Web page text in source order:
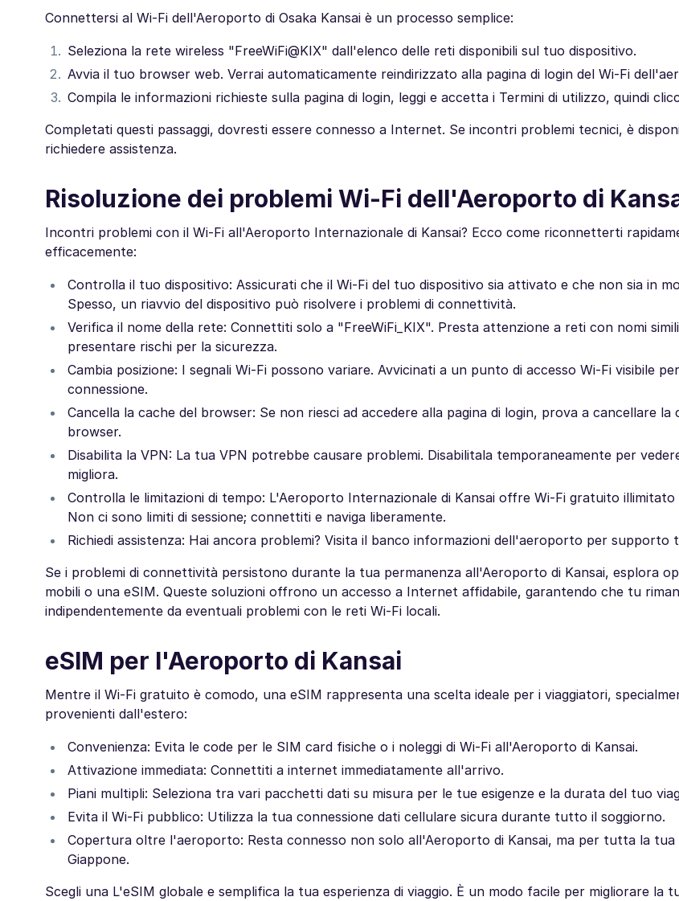
Connettersi al Wi-Fi dell'Aeroporto di Osaka Kansai è un processo semplice:
Seleziona la rete wireless "FreeWiFi@KIX" dall'elenco delle reti disponibili sul tuo dispositivo.
Avvia il tuo browser web. Verrai automaticamente reindirizzato alla pagina di login del Wi-Fi
Compila le informazioni richieste sulla pagina di login, leggi e accetta i Termini di utilizzo, quindi
Completati questi passaggi, dovresti essere connesso a Internet. Se incontri problemi tecnici, è
richiedere assistenza.
Risoluzione dei problemi Wi-Fi dell'Aeroporto di
Incontri problemi con il Wi-Fi all'Aeroporto Internazionale di Kansai? Ecco come riconnetterti
efficacemente:
Controlla il tuo dispositivo: Assicurati che il Wi-Fi del tuo dispositivo sia attivato e che non sia in
Spesso, un riavvio del dispositivo può risolvere i problemi di connettività.
Verifica il nome della rete: Connettiti solo a "FreeWiFi_KIX". Presta attenzione a reti con nomi
presentare rischi per la sicurezza.
Cambia posizione: I segnali Wi-Fi possono variare. Avvicinati a un punto di accesso Wi-Fi visibile
connessione.
Cancella la cache del browser: Se non riesci ad accedere alla pagina di login, prova a cancellare la
browser.
Disabilita la VPN: La tua VPN potrebbe causare problemi. Disabilitala temporaneamente per
migliora.
Controlla le limitazioni di tempo: L'Aeroporto Internazionale di Kansai offre Wi-Fi gratuito illimitato
Non ci sono limiti di sessione; connettiti e naviga liberamente.
Richiedi assistenza: Hai ancora problemi? Visita il banco informazioni dell'aeroporto per supporto
Se i problemi di connettività persistono durante la tua permanenza all'Aeroporto di Kansai, esplora
mobili o una eSIM. Queste soluzioni offrono un accesso a Internet affidabile, garantendo che tu
indipendentemente da eventuali problemi con le reti Wi-Fi locali.
eSIM per l'Aeroporto di Kansai
Mentre il Wi-Fi gratuito è comodo, una eSIM rappresenta una scelta ideale per i viaggiatori,
provenienti dall'estero:
Convenienza: Evita le code per le SIM card fisiche o i noleggi di Wi-Fi all'Aeroporto di Kansai.
Attivazione immediata: Connettiti a internet immediatamente all'arrivo.
Piani multipli: Seleziona tra vari pacchetti dati su misura per le tue esigenze e la durata del tuo
Evita il Wi-Fi pubblico: Utilizza la tua connessione dati cellulare sicura durante tutto il soggiorno.
Copertura oltre l'aeroporto: Resta connesso non solo all'Aeroporto di Kansai, ma per tutta la
Giappone.
Scegli una L'eSIM globale e semplifica la tua esperienza di viaggio. È un modo facile per migliorare la